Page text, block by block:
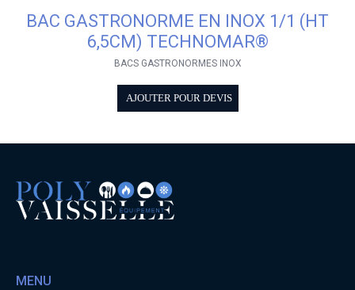
BAC GASTRONORME EN INOX 1/1 (HT
6,5CM) TECHNOMAR®
BACS GASTRONORMES INOX
AJOUTER POUR DEVIS
MENU